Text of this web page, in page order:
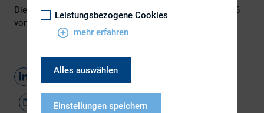
Dieser Beitrag ist im Corporate Newsletter Mai/Juni 2016
von White&Case LLP erschienen.
Teilen
Leistungsbezogene Cookies
mehr erfahren
Alles auswählen
Einstellungen speichern